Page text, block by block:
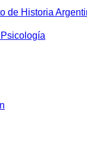
de Historia